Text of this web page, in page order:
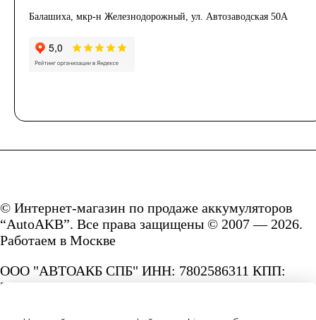
Балашиха, мкр-н Железнодорожный, ул. Автозаводская 50А
© Интернет-магазин по продаже аккумуляторов
“AutoAKB”. Все права защищены © 2007 — 2026.
Работаем в Москве
ООО "АВТОАКБ СПБ" ИНН: 7802586311 КПП:
780201001 ОГРН: 1167847287156.